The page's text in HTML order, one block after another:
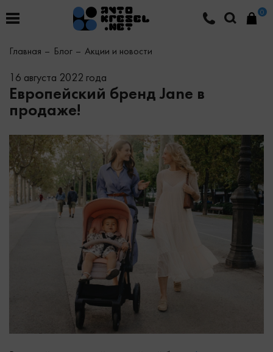
0
Главная Блог Акции и новости
16 августа 2022 года
Европейский бренд Jane в
продаже!